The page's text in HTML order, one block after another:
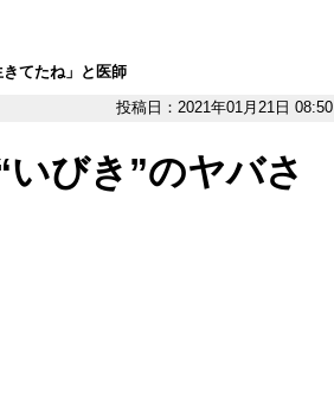
てたね」と医師
投稿日：2021年01月21日 08:50
びき”のヤバさ